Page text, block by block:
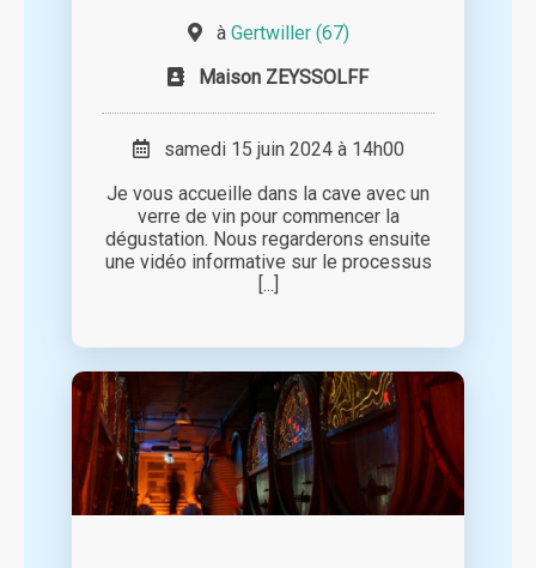
à Gertwiller (67)
Maison ZEYSSOLFF
samedi 15 juin 2024 à 14h00
Je vous accueille dans la cave avec un
verre de vin pour commencer la
dégustation. Nous regarderons ensuite
une vidéo informative sur le processus
[...]